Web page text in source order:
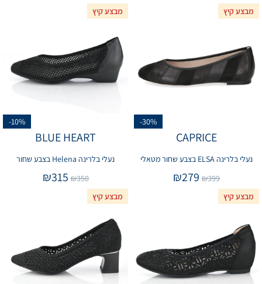
מבצע קיץ
-30%
CAPRICE
נעלי בלרינה ELSA בצבע שחור מטאלי
₪399
₪279
מבצע קיץ
-10%
BLUE HEART
נעלי בלרינה Helena בצבע שחור
₪350
₪315
מבצע קיץ מבצע קיץ